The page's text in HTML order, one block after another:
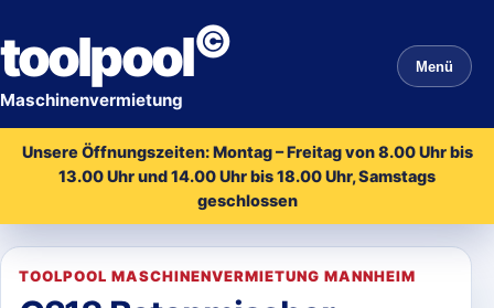
toolpool©
Maschinenvermietung
Menü
Unsere Öffnungszeiten: Montag – Freitag von 8.00 Uhr bis
13.00 Uhr und 14.00 Uhr bis 18.00 Uhr, Samstags
geschlossen
TOOLPOOL MASCHINENVERMIETUNG MANNHEIM